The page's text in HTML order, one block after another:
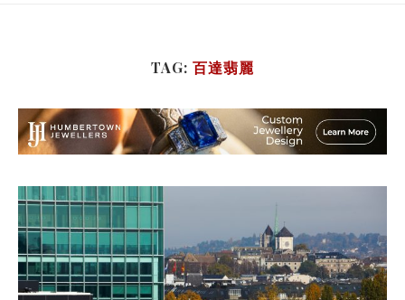
TAG: 百達翡麗